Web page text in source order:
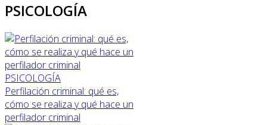
PSICOLOGÍA
PSICOLOGÍA
Perfilación criminal: qué es,
cómo se realiza y qué hace un
perfilador criminal